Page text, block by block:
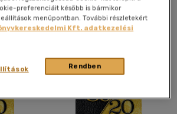
(2db)
preferenciáit később is bármikor
menüpontban. További részletekért
Kft. adatkezelési
Rendben